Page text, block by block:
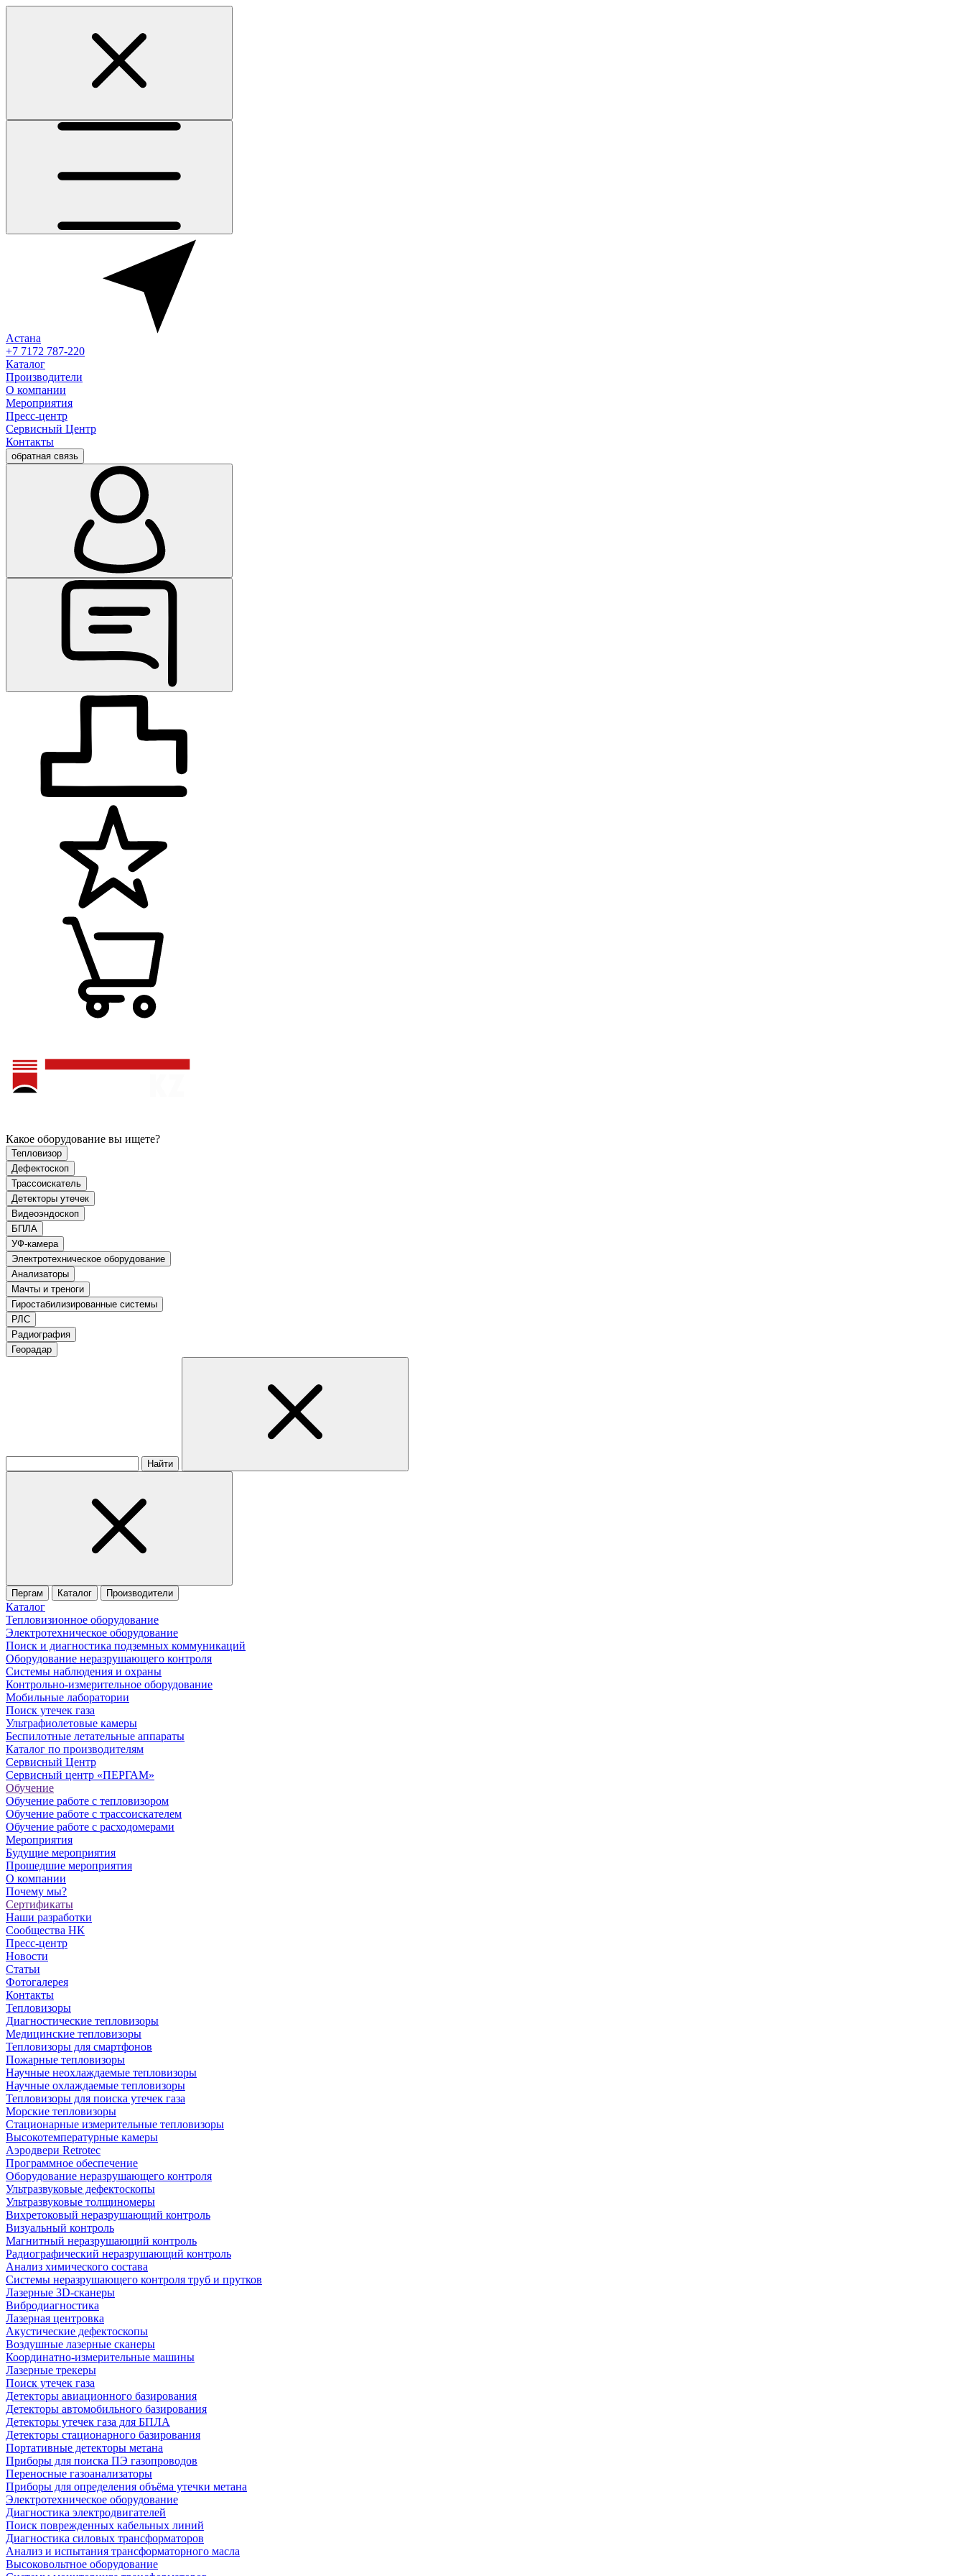
Астана
+7 7172 787-220
Каталог
Производители
О компании
Мероприятия
Пресс-центр
Сервисный Центр
Контакты
обратная связь
Какое оборудование вы ищете?
Тепловизор
Дефектоскоп
Трассоискатель
Детекторы утечек
Видеоэндоскоп
БПЛА
УФ-камера
Электротехническое оборудование
Анализаторы
Мачты и треноги
Гиростабилизированные системы
РЛС
Радиография
Георадар
Найти
Пергам Каталог Производители
Каталог
Тепловизионное оборудование
Электротехническое оборудование
Поиск и диагностика подземных коммуникаций
Оборудование неразрушающего контроля
Системы наблюдения и охраны
Контрольно-измерительное оборудование
Мобильные лаборатории
Поиск утечек газа
Ультрафиолетовые камеры
Беспилотные летательные аппараты
Каталог по производителям
Сервисный Центр
Сервисный центр «ПЕРГАМ»
Обучение
Обучение работе с тепловизором
Обучение работе с трассоискателем
Обучение работе с расходомерами
Мероприятия
Будущие мероприятия
Прошедшие мероприятия
О компании
Почему мы?
Сертификаты
Наши разработки
Сообщества НК
Пресс-центр
Новости
Статьи
Фотогалерея
Контакты
Тепловизоры
Диагностические тепловизоры
Медицинские тепловизоры
Тепловизоры для смартфонов
Пожарные тепловизоры
Научные неохлаждаемые тепловизоры
Научные охлаждаемые тепловизоры
Тепловизоры для поиска утечек газа
Морские тепловизоры
Стационарные измерительные тепловизоры
Высокотемпературные камеры
Аэродвери Retrotec
Программное обеспечение
Оборудование неразрушающего контроля
Ультразвуковые дефектоскопы
Ультразвуковые толщиномеры
Вихретоковый неразрушающий контроль
Визуальный контроль
Магнитный неразрушающий контроль
Радиографический неразрушающий контроль
Анализ химического состава
Системы неразрушающего контроля труб и прутков
Лазерные 3D-сканеры
Вибродиагностика
Лазерная центровка
Акустические дефектоскопы
Воздушные лазерные сканеры
Координатно-измерительные машины
Лазерные трекеры
Поиск утечек газа
Детекторы авиационного базирования
Детекторы автомобильного базирования
Детекторы утечек газа для БПЛА
Детекторы стационарного базирования
Портативные детекторы метана
Приборы для поиска ПЭ газопроводов
Переносные газоанализаторы
Приборы для определения объёма утечки метана
Электротехническое оборудование
Диагностика электродвигателей
Поиск поврежденных кабельных линий
Диагностика силовых трансформаторов
Анализ и испытания трансформаторного масла
Высоковольтное оборудование